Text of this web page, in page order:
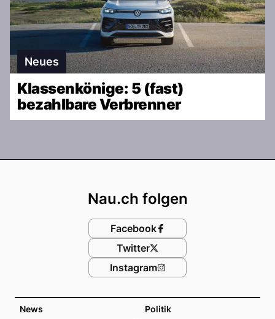
Neues
Klassenkönige: 5 (fast)
bezahlbare Verbrenner
News Politik
Nau.ch folgen
Facebook
Twitter
Instagram